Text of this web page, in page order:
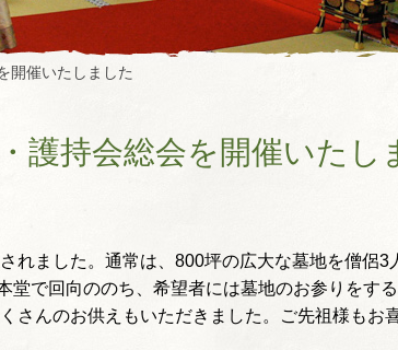
開催いたしました
護持会総会を開催いたし
れました。通常は、800坪の広大な墓地を僧侶3
堂で回向ののち、希望者には墓地のお参りをす
さんのお供えもいただきました。
ご先祖様もお